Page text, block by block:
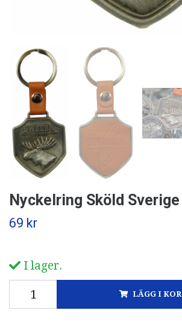
Nyckelring Sköld
69 kr
I lager.
LÄGG I